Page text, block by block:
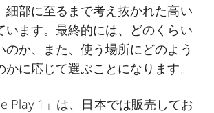
細部に至るまで考え抜かれた高い
います。最終的には、どのくらい
のか、また、使う場所にどのよう
に応じて選ぶことになります。
Play 1」は、日本では販売してお